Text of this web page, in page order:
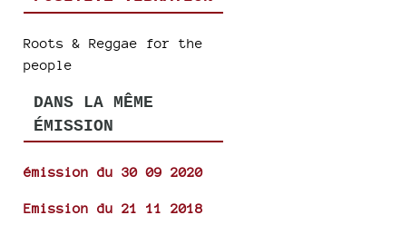
Roots & Reggae for the
people
DANS LA MÊME
ÉMISSION
émission du 30 09 2020
Emission du 21 11 2018